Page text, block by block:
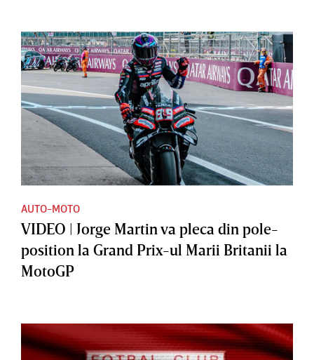
AUTO-MOTO
VIDEO | Jorge Martin va pleca din pole-
position la Grand Prix-ul Marii Britanii la
MotoGP